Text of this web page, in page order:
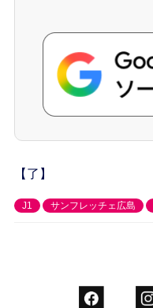
【了】
J1 サンフレッチェ広島